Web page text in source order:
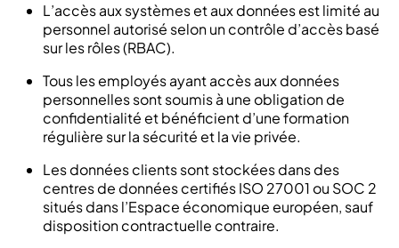
L’accès aux systèmes et aux données est limité au
personnel autorisé selon un contrôle d’accès basé
sur les rôles (RBAC).
Tous les employés ayant accès aux données
personnelles sont soumis à une obligation de
confidentialité et bénéficient d’une formation
régulière sur la sécurité et la vie privée.
Les données clients sont stockées dans des
centres de données certifiés ISO 27001 ou SOC 2
situés dans l’Espace économique européen, sauf
disposition contractuelle contraire.